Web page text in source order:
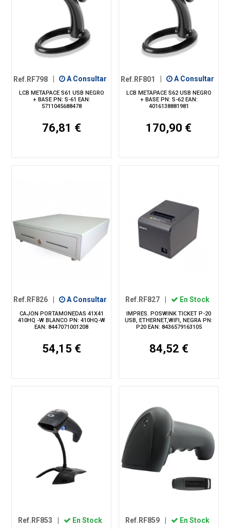
Ref.RF798 A Consultar
LCB METAPACE S61 USB NEGRO
+ BASE PN: S-61 EAN:
5711045688478
76,81 €
Ref.RF801 A Consultar
LCB METAPACE S62 USB NEGRO
+ BASE PN: S-62 EAN:
4016138881981
170,90 €
Ref.RF826 A Consultar
CAJON PORTAMONEDAS 41X41
410HQ -W BLANCO PN: 410HQ-W
EAN: 8447071001208
54,15 €
Ref.RF827 En Stock
IMPRES. POSWINK TICKET P-20
USB, ETHERNET,WIFI, NEGRA PN:
P20 EAN: 8436579163105
84,52 €
Ref.RF853 En Stock Ref.RF859 En Stock